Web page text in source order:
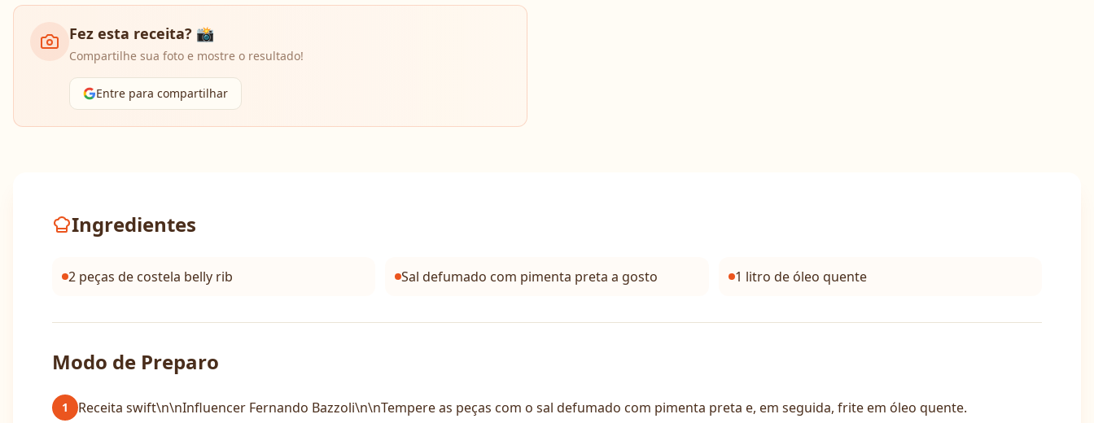
Fez esta receita? 📸
Compartilhe sua foto e mostre o resultado!
Entre para compartilhar
Ingredientes
2 peças de costela belly rib Sal defumado com pimenta preta a gosto 1 litro de óleo quente
Modo de Preparo
1 Receita swift\n\nInfluencer Fernando Bazzoli\n\nTempere as peças com o sal defumado com pimenta preta e, em seguida, frite em óleo quente.